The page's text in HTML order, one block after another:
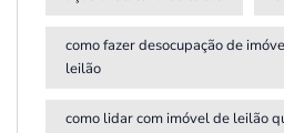
como fazer desocupação de
leilão
como lidar com imóvel de leilão